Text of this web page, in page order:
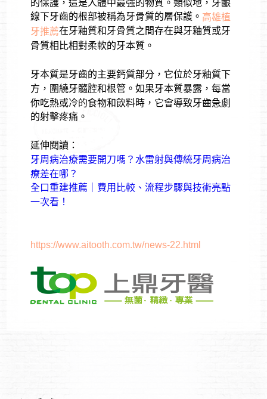
的保護，這是人體中最強的物質。類似地，牙齦
線下牙齒的根部被稱為牙骨質的層保護。 高雄植
牙推薦在牙釉質和牙骨質之間存在與牙釉質或牙
骨質相比相對柔軟的牙本質。
牙本質是牙齒的主要鈣質部分，它位於牙釉質下
方，圍繞牙髓腔和根管。如果牙本質暴露，每當
你吃熱或冷的食物和飲料時，它會導致牙齒急劇
的射擊疼痛。
延伸閱讀：
牙周病治療需要開刀嗎？水雷射與傳統牙周病治
療差在哪？
全口重建推薦｜費用比較、流程步驟與技術亮點
一次看！
https://www.aitooth.com.tw/news-22.html